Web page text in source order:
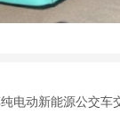
电动新能源公交